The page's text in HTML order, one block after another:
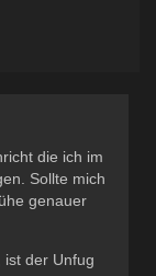
die ich im
Sollte mich
genauer
ist der Unfug